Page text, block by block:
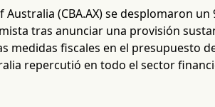
(CBA.AX) se desplomaron
tras anunciar una provisión
medidas fiscales en el presupuesto
repercutió en todo el sector